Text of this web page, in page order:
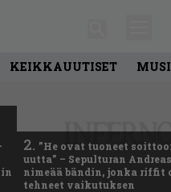
KEIKKAUUTISET
2. ”He ovat tuoneet
uutta” – Sepulturan
nimeää bändin, jonka riffit
tehneet vaikutuksen